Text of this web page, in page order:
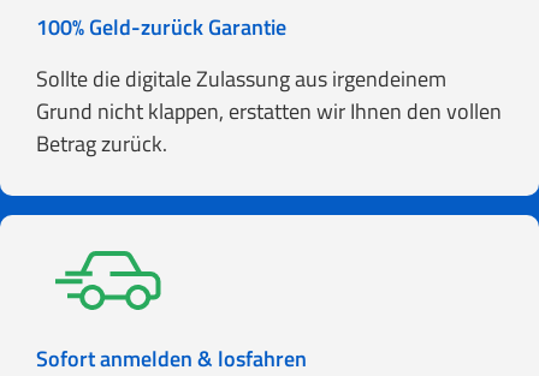
100% Geld-zurück Garantie
Sollte die digitale Zulassung aus irgendeinem
Grund nicht klappen, erstatten wir Ihnen den vollen
Betrag zurück.
Sofort anmelden & losfahren